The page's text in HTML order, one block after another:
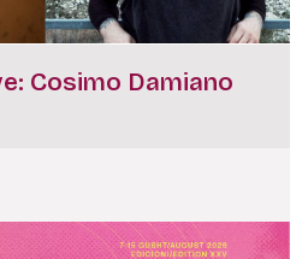
Cosimo Damiano